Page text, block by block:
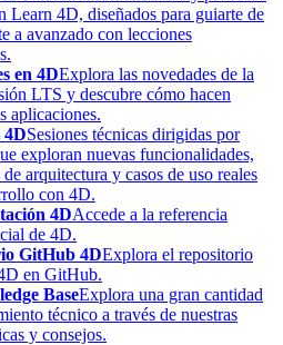
Learn 4D, diseñados para guiarte de
a avanzado con lecciones
en 4DExplora las novedades de la
LTS y descubre cómo hacen
aplicaciones.
4DSesiones técnicas dirigidas por
exploran nuevas funcionalidades,
arquitectura y casos de uso reales
con 4D.
4DAccede a la referencia
de 4D.
GitHub 4DExplora el repositorio
en GitHub.
BaseExplora una gran cantidad
técnico a través de nuestras
y consejos.